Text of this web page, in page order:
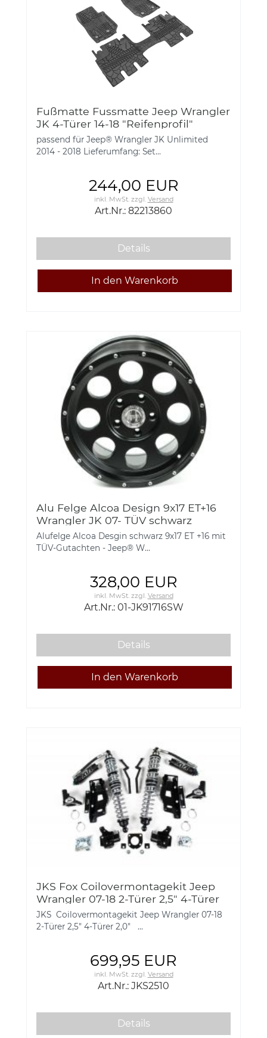
Fußmatte Fussmatte Jeep Wrangler
JK 4-Türer 14-18 "Reifenprofil"
MOPAR® 3-tlg. MOPAR® Floor
Slush Mats with Tire Tread Pat
passend für Jeep® Wrangler JK Unlimited
2014 - 2018 Lieferumfang: Set...
244,00 EUR
inkl. MwSt.zzgl. Versand
Art.Nr.: 82213860
Details
Alu Felge Alcoa Design 9x17 ET+16
Wrangler JK 07- TÜV schwarz
Alufelge Alcoa Desgin schwarz 9x17 ET +16 mit
TÜV-Gutachten - Jeep® W...
328,00 EUR
inkl. MwSt.zzgl. Versand
Art.Nr.: 01-JK91716SW
Details
JKS Fox Coilovermontagekit Jeep
Wrangler 07-18 2-Türer 2,5" 4-Türer
2,0" High+Low Speed einstellbar
JKS2510
JKS Coilovermontagekit Jeep Wrangler 07-18
2-Türer 2,5" 4-Türer 2,0" ...
699,95 EUR
inkl. MwSt.zzgl. Versand
Art.Nr.: JKS2510
Details